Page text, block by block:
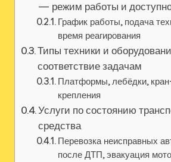
— режим работы и
График работы, подача
время реагирования
Типы техники и
соответствие задачам
Платформы, лебёдки,
крепления
Услуги по состоянию
средства
Перевозка неисправных
после ДТП, эвакуация